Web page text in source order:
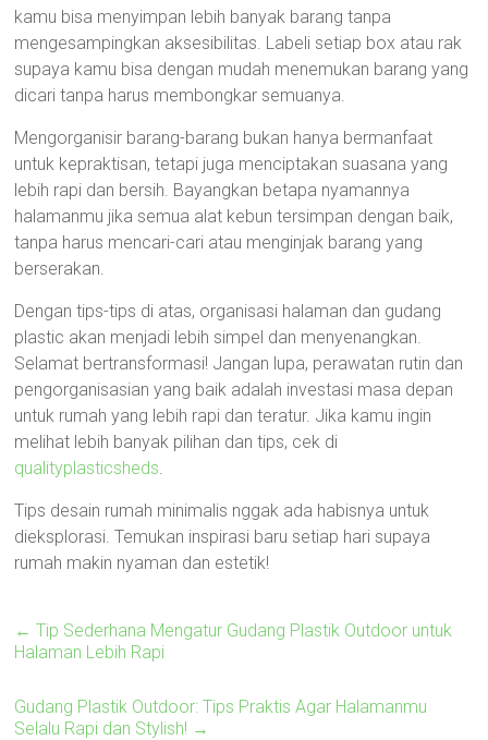
kamu bisa menyimpan lebih banyak barang tanpa
mengesampingkan aksesibilitas. Labeli setiap box atau rak
supaya kamu bisa dengan mudah menemukan barang yang
dicari tanpa harus membongkar semuanya.
Mengorganisir barang-barang bukan hanya bermanfaat
untuk kepraktisan, tetapi juga menciptakan suasana yang
lebih rapi dan bersih. Bayangkan betapa nyamannya
halamanmu jika semua alat kebun tersimpan dengan baik,
tanpa harus mencari-cari atau menginjak barang yang
berserakan.
Dengan tips-tips di atas, organisasi halaman dan gudang
plastic akan menjadi lebih simpel dan menyenangkan.
Selamat bertransformasi! Jangan lupa, perawatan rutin dan
pengorganisasian yang baik adalah investasi masa depan
untuk rumah yang lebih rapi dan teratur. Jika kamu ingin
melihat lebih banyak pilihan dan tips, cek di
qualityplasticsheds.
Tips desain rumah minimalis nggak ada habisnya untuk
dieksplorasi. Temukan inspirasi baru setiap hari supaya
rumah makin nyaman dan estetik!
← Tip Sederhana Mengatur Gudang Plastik Outdoor untuk
Halaman Lebih Rapi
Gudang Plastik Outdoor: Tips Praktis Agar Halamanmu
Selalu Rapi dan Stylish! →